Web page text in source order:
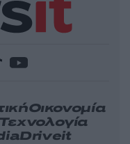
Οικονομία
Τεχνολογία
Driveit